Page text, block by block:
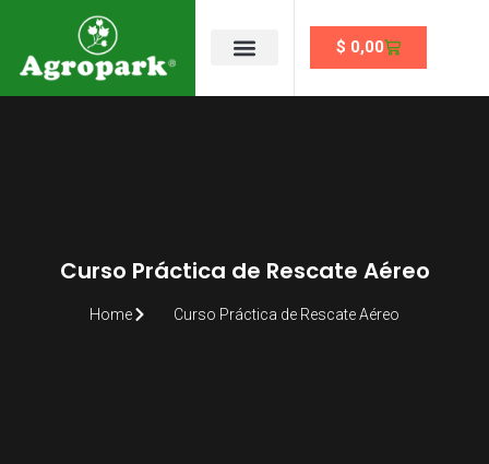
$ 0,00
Curso Práctica de Rescate Aéreo
Home Curso Práctica de Rescate Aéreo